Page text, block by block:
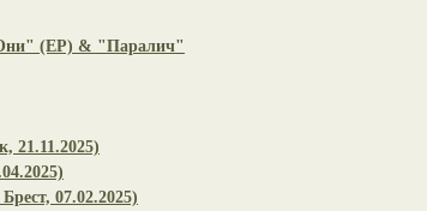
(EP) & "Паралич"
21.11.2025)
07.02.2025)